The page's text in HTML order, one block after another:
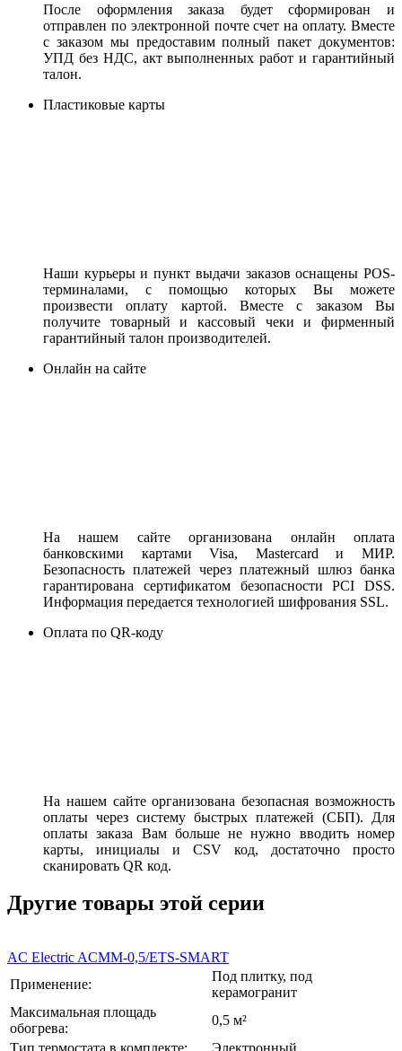
После оформления заказа будет сформирован и
отправлен по электронной почте счет на оплату. Вместе
с заказом мы предоставим полный пакет документов:
УПД без НДС, акт выполненных работ и гарантийный
талон.
Пластиковые карты
Наши курьеры и пункт выдачи заказов оснащены POS-
терминалами, с помощью которых Вы можете
произвести оплату картой. Вместе с заказом Вы
получите товарный и кассовый чеки и фирменный
гарантийный талон производителей.
Онлайн на сайте
На нашем сайте организована онлайн оплата
банковскими картами Visa, Mastercard и МИР.
Безопасность платежей через платежный шлюз банка
гарантирована сертификатом безопасности PCI DSS.
Информация передается технологией шифрования SSL.
Оплата по QR-коду
На нашем сайте организована безопасная возможность
оплаты через систему быстрых платежей (СБП). Для
оплаты заказа Вам больше не нужно вводить номер
карты, инициалы и CSV код, достаточно просто
сканировать QR код.
Другие товары этой серии
AC Electric ACMM-0,5/ETS-SMART
Применение:
Под плитку, под
керамогранит
Максимальная площадь
обогрева:
0,5 м²